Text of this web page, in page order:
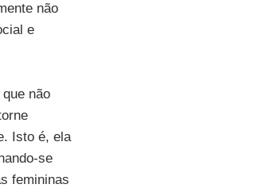
não
e
não
Isto é, ela
se
femininas